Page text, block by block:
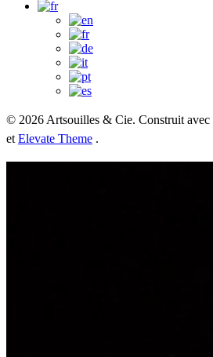
© 2026 Artsouilles & Cie. Construit
et Elevate Theme .